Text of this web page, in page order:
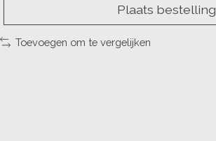
Plaats bestelling
Toevoegen om te vergelijken